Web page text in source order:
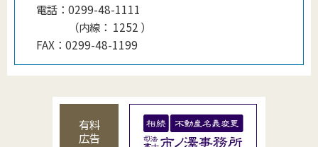
電話： 0299-48-1111
（内線 ： 1252 ）
FAX： 0299-48-1199
有料
広告